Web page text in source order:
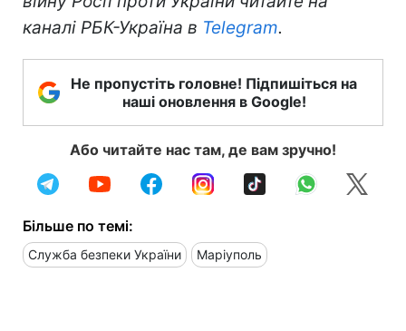
каналі РБК-Україна в Telegram.
Не пропустіть головне! Підпишіться на
наші оновлення в Google!
Або читайте нас там, де вам зручно!
Більше по темі:
Служба безпеки України Маріуполь